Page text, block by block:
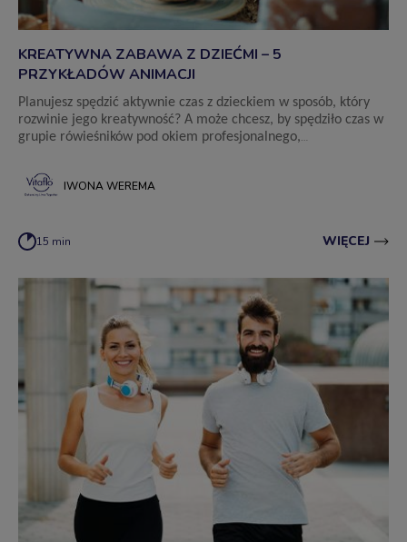
KREATYWNA ZABAWA Z DZIEĆMI – 5
PRZYKŁADÓW ANIMACJI
Planujesz spędzić aktywnie czas z dzieckiem w sposób, który
rozwinie jego kreatywność? A może chcesz, by spędziło czas w
grupie rówieśników pod okiem profesjonalnego,
zapewnią dziecku wartościową rozrywkę.
IWONA WEREMA
15 min WIĘCEJ